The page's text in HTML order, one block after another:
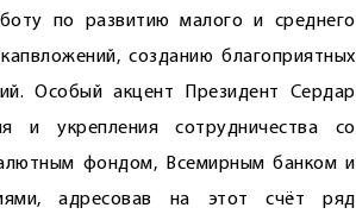
по развитию малого и среднего
созданию благоприятных
Особый акцент Президент Сердар
и укрепления сотрудничества со
фондом, Всемирным банком и
адресовав на этот счёт ряд